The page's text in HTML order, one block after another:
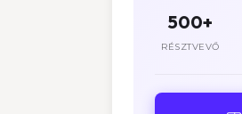
500+
RÉSZTVEVŐ